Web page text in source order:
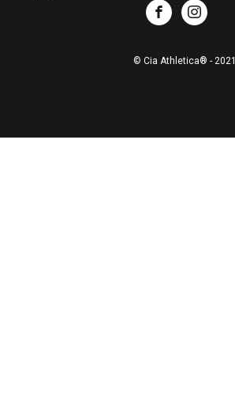
© Cia Athletica® - 2021